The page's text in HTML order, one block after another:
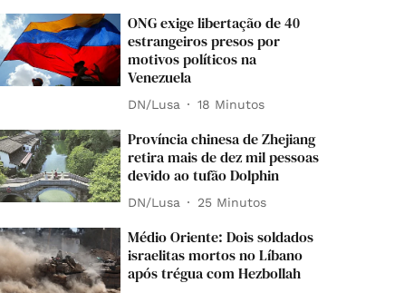
ONG exige libertação de 40
estrangeiros presos por
motivos políticos na
Venezuela
DN/Lusa 18 Minutos
Província chinesa de Zhejiang
retira mais de dez mil pessoas
devido ao tufão Dolphin
DN/Lusa 25 Minutos
Médio Oriente: Dois soldados
israelitas mortos no Líbano
após trégua com Hezbollah